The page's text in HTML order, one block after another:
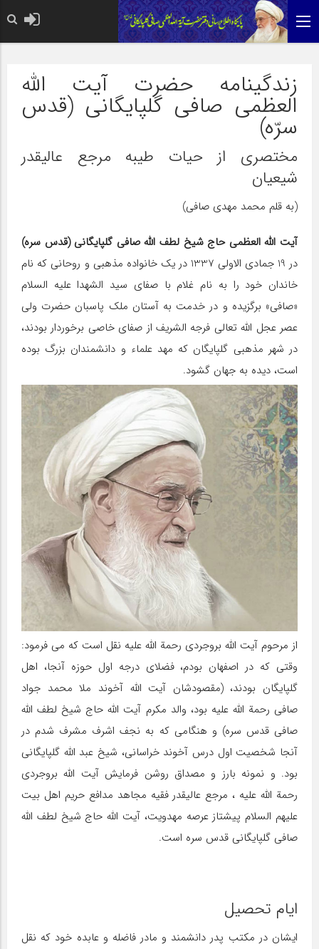
زندگینامه حضرت آیت الله
العظمی صافی گلپایگانی (قدس
سرّه)
مختصری از حیات طیبه مرجع عالیقدر
شیعیان
(به قلم محمد مهدی صافی)
آیت الله العظمی حاج شیخ لطف الله صافی گلپایگانی (قدس سره)
در 19 جمادی الاولی 1337 در یک خانواده مذهبی و روحانی که نام
خاندان خود را به نام غلام با صفای سید الشهدا علیه السلام
«صافی» برگزیده و در خدمت به آستان ملک پاسبان حضرت ولی
عصر عجل الله تعالی فرجه الشریف از صفای خاصی برخوردار بودند،
در شهر مذهبی گلپایگان که مهد علماء و دانشمندان بزرگ بوده
است، دیده به جهان گشود.
از مرحوم آیت الله بروجردی رحمة الله علیه نقل است که می فرمود:
وقتی که در اصفهان بودم، فضلای درجه اول حوزه آنجا، اهل
گلپایگان بودند، (مقصودشان آیت الله آخوند ملا محمد جواد
صافی رحمة الله علیه بود، والد مکرم آیت الله حاج شیخ لطف الله
صافی قدس سره) و هنگامی که به نجف اشرف مشرف شدم در
آنجا شخصیت اول درس آخوند خراسانی، شیخ عبد الله گلپایگانی
بود. و نمونه بارز و مصداق روشن فرمایش آیت الله بروجردی
رحمة الله علیه ، مرجع عالیقدر فقیه مجاهد مدافع حریم اهل بیت
علیهم السلام پیشتاز عرصه مهدویت، آیت الله حاج شیخ لطف الله
صافی گلپایگانی قدس سره است.
ایام تحصیل
ایشان در مکتب پدر دانشمند و مادر فاضله و عابده خود که نقل